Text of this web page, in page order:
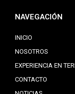
NAVEGACIÓN
INICIO
NOSOTROS
EXPERIENCIA EN
CONTACTO